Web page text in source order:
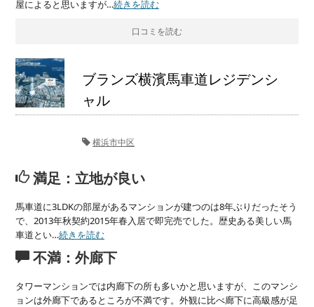
屋によると思いますが…続きを読む
口コミを読む
ブランズ横濱馬車道レジデンシ
ャル
横浜市中区
満足：立地が良い
馬車道に3LDKの部屋があるマンションが建つのは8年ぶりだったそう
で、2013年秋契約2015年春入居で即完売でした。歴史ある美しい馬
車道とい…続きを読む
不満：外廊下
タワーマンションでは内廊下の所も多いかと思いますが、このマンシ
ョンは外廊下であるところが不満です。外観に比べ廊下に高級感が足